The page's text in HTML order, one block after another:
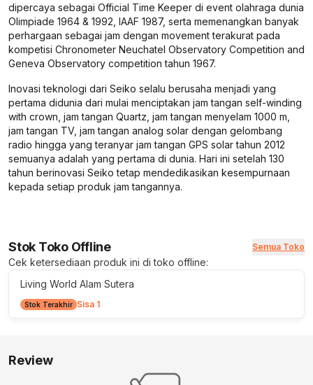
dipercaya sebagai Official Time Keeper di event olahraga dunia
Olimpiade 1964 & 1992, IAAF 1987, serta memenangkan banyak
perhargaan sebagai jam dengan movement terakurat pada
kompetisi Chronometer Neuchatel Observatory Competition and
Geneva Observatory competition tahun 1967.
Inovasi teknologi dari Seiko selalu berusaha menjadi yang
pertama didunia dari mulai menciptakan jam tangan self-winding
with crown, jam tangan Quartz, jam tangan menyelam 1000 m,
jam tangan TV, jam tangan analog solar dengan gelombang
radio hingga yang teranyar jam tangan GPS solar tahun 2012
semuanya adalah yang pertama di dunia. Hari ini setelah 130
tahun berinovasi Seiko tetap mendedikasikan kesempurnaan
kepada setiap produk jam tangannya.
Stok Toko Offline Semua Toko
Cek ketersediaan produk ini di toko offline:
Living World Alam Sutera
Stok Terakhir Sisa 1
Review